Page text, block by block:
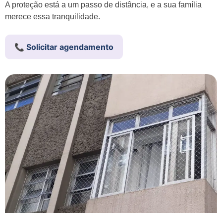
A proteção está a um passo de distância, e a sua família
merece essa tranquilidade.
📞 Solicitar agendamento